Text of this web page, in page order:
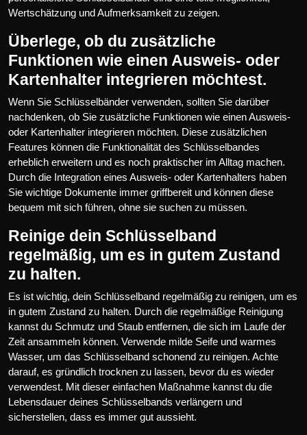
Wertschätzung und Aufmerksamkeit zu zeigen.
Überlege, ob du zusätzliche
Funktionen wie einen Ausweis- oder
Kartenhalter integrieren möchtest.
Wenn Sie Schlüsselbänder verwenden, sollten Sie darüber
nachdenken, ob Sie zusätzliche Funktionen wie einen Ausweis-
oder Kartenhalter integrieren möchten. Diese zusätzlichen
Features können die Funktionalität des Schlüsselbandes
erheblich erweitern und es noch praktischer im Alltag machen.
Durch die Integration eines Ausweis- oder Kartenhalters haben
Sie wichtige Dokumente immer griffbereit und können diese
bequem mit sich führen, ohne sie suchen zu müssen.
Reinige dein Schlüsselband
regelmäßig, um es in gutem Zustand
zu halten.
Es ist wichtig, dein Schlüsselband regelmäßig zu reinigen, um es
in gutem Zustand zu halten. Durch die regelmäßige Reinigung
kannst du Schmutz und Staub entfernen, die sich im Laufe der
Zeit ansammeln können. Verwende milde Seife und warmes
Wasser, um das Schlüsselband schonend zu reinigen. Achte
darauf, es gründlich trocknen zu lassen, bevor du es wieder
verwendest. Mit dieser einfachen Maßnahme kannst du die
Lebensdauer deines Schlüsselbands verlängern und
sicherstellen, dass es immer gut aussieht.